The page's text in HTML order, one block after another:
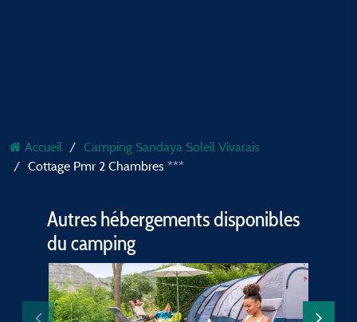
Accueil
Camping Sandaya Soleil Vivarais
Cottage Pmr 2 Chambres ***
Autres hébergements disponibles
du camping